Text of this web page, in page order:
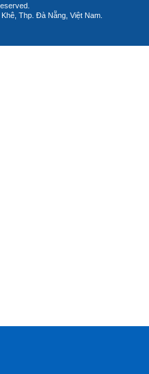
Thp. Đà Nẵng, Việt Nam.